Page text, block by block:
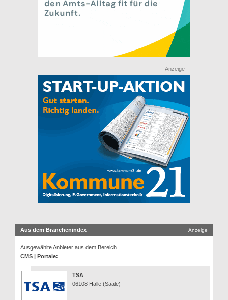
Anzeige
Aus dem Branchenindex Anzeige
Ausgewählte Anbieter aus dem Bereich
CMS | Portale:
TSA
06108 Halle (Saale)